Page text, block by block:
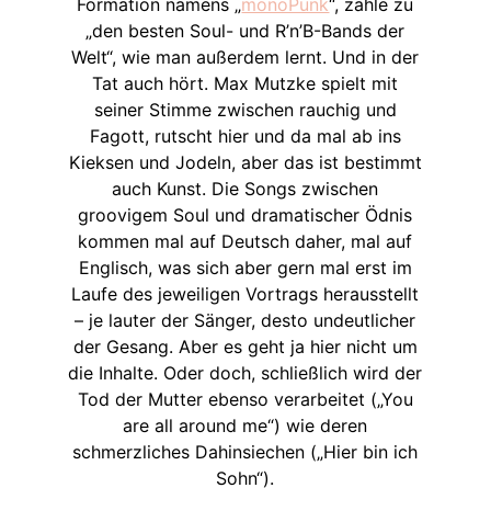
„den besten Soul- und R’n’B-Bands der
Welt“, wie man außerdem lernt. Und in der
Tat auch hört. Max Mutzke spielt mit
seiner Stimme zwischen rauchig und
Fagott, rutscht hier und da mal ab ins
Kieksen und Jodeln, aber das ist bestimmt
auch Kunst. Die Songs zwischen
groovigem Soul und dramatischer Ödnis
kommen mal auf Deutsch daher, mal auf
Englisch, was sich aber gern mal erst im
Laufe des jeweiligen Vortrags herausstellt
– je lauter der Sänger, desto undeutlicher
der Gesang. Aber es geht ja hier nicht um
die Inhalte. Oder doch, schließlich wird der
Tod der Mutter ebenso verarbeitet („You
are all around me“) wie deren
schmerzliches Dahinsiechen („Hier bin ich
Sohn“).